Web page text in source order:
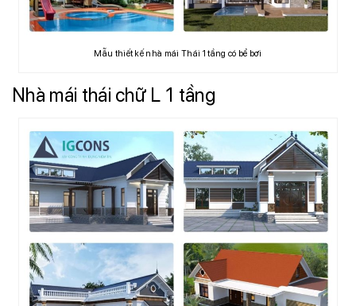
Mẫu thiết kế nhà mái Thái 1 tầng có bể bơi
Nhà mái thái chữ L 1 tầng